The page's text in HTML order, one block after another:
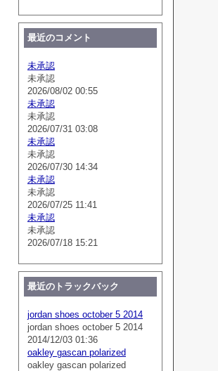
最近のコメント
未承認
未承認
2026/08/02 00:55
未承認
未承認
2026/07/31 03:08
未承認
未承認
2026/07/30 14:34
未承認
未承認
2026/07/25 11:41
未承認
未承認
2026/07/18 15:21
最近のトラックバック
jordan shoes october 5 2014
jordan shoes october 5 2014
2014/12/03 01:36
oakley gascan polarized
oakley gascan polarized